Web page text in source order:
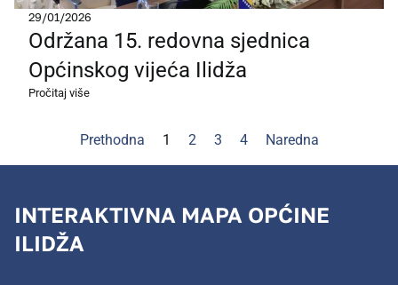
29/01/2026
Održana 15. redovna sjednica
Općinskog vijeća Ilidža
Pročitaj više
Prethodna 1 2 3 4 Naredna
INTERAKTIVNA MAPA OPĆINE
ILIDŽA